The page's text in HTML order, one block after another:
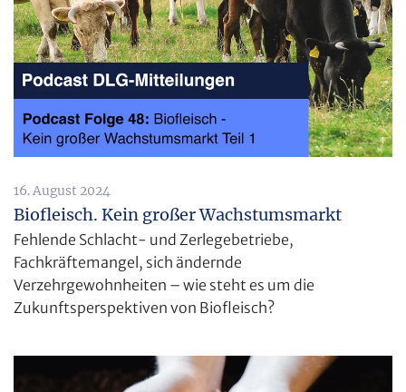
16. August 2024
Biofleisch. Kein großer Wachstumsmarkt
Fehlende Schlacht- und Zerlegebetriebe,
Fachkräftemangel, sich ändernde
Verzehrgewohnheiten – wie steht es um die
Zukunftsperspektiven von Biofleisch?